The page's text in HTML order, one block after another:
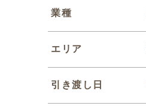
業種
エリア
引き渡し日